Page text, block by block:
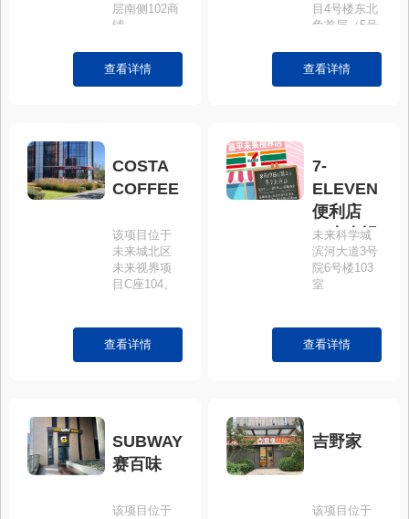
层南侧102商
铺。
查看详情
目4号楼东北
角首层（5号
查看详情
COSTA
COFFEE
该项目位于
未来城北区
未来视界项
目C座104。
查看详情
7-
ELEVEN
便利店
（未来视
界店）
未来科学城
滨河大道3号
院6号楼103
室
查看详情
SUBWAY
赛百味
该项目位于
吉野家
该项目位于